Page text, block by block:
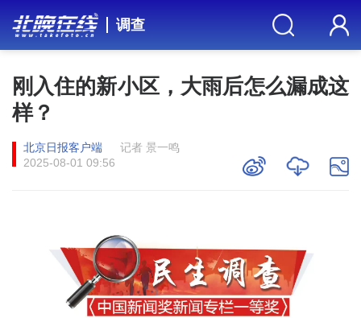
调查
刚入住的新小区，大雨后怎么漏成这
样？
北京日报客户端
记者 景一鸣
2025-08-01 09:56